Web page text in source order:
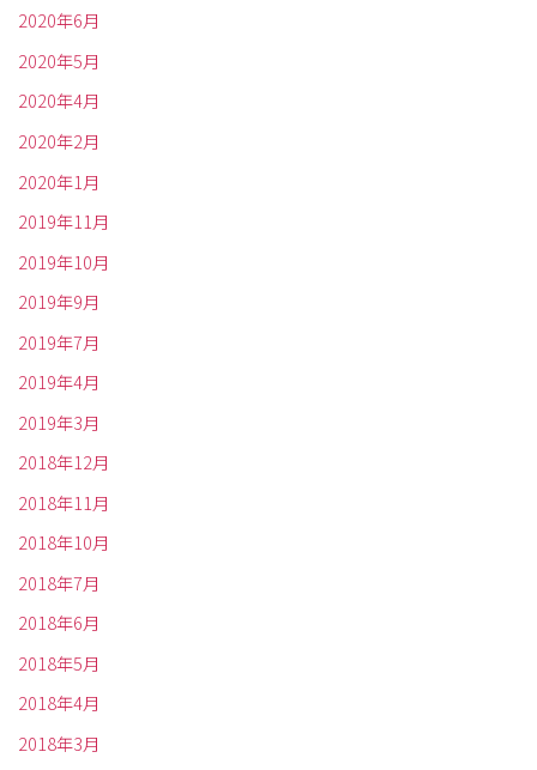
2020年6月
2020年5月
2020年4月
2020年2月
2020年1月
2019年11月
2019年10月
2019年9月
2019年7月
2019年4月
2019年3月
2018年12月
2018年11月
2018年10月
2018年7月
2018年6月
2018年5月
2018年4月
2018年3月